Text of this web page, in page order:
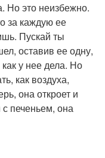
Но это неизбежно.
за каждую ее
Пускай ты
оставив ее одну,
у нее дела. Но
как воздуха,
она откроет и
печеньем, она